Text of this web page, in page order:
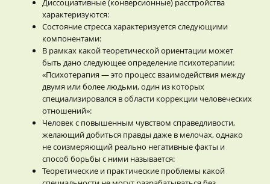
Диссоциативные (конверсионные) расстройства
характеризуются:
Состояние стресса характеризуется следующими
компонентами:
В рамках какой теоретической ориентации может
быть дано следующее определение психотерапии:
«Психотерапия — это процесс взаимодействия между
двумя или более людьми, один из которых
специализировался в области коррекции человеческих
отношений»:
Человек с повышенным чувством справедливости,
желающий добиться правды даже в мелочах, однако
не соизмеряющий реально негативные факты и
способ борьбы с ними называется:
Теоретические и практические проблемы какой